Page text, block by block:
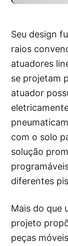
Seu design
raios
atuadores
se projetam
atuador
com o solo
solução
diferentes
Mais do que
projeto
peças